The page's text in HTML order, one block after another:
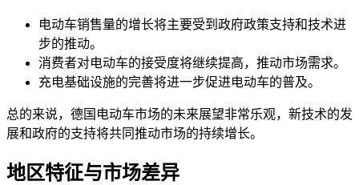
电动车销售量的增长将主要受到政府政策支持和技术进
步的推动。
消费者对电动车的接受度将继续提高，推动市场需求。
充电基础设施的完善将进一步促进电动车的普及。
总的来说，德国电动车市场的未来展望非常乐观，新技术的发
展和政府的支持将共同推动市场的持续增长。
地区特征与市场差异